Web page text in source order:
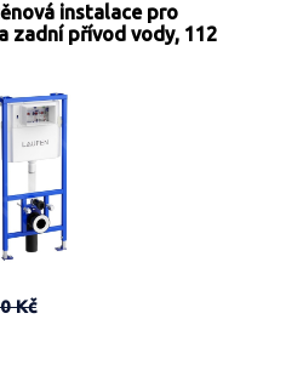
instalace pro
zadní přívod vody, 112
Kč